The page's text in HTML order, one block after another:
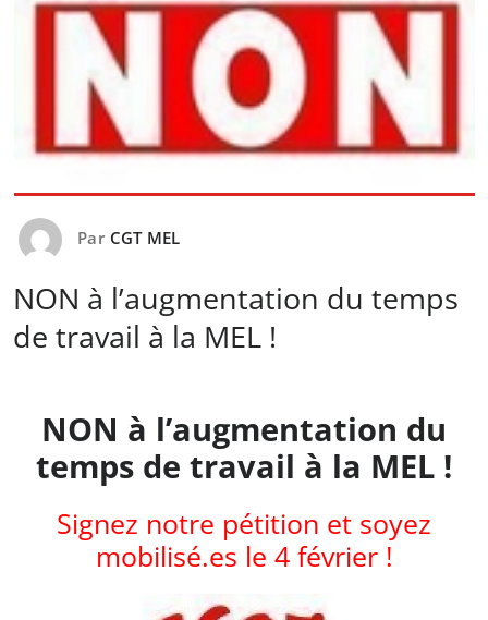
Par CGT MEL
NON à l’augmentation du temps
de travail à la MEL !
NON à l’augmentation du
temps de travail à la MEL !
Signez notre pétition et soyez
mobilisé.es le 4 février !